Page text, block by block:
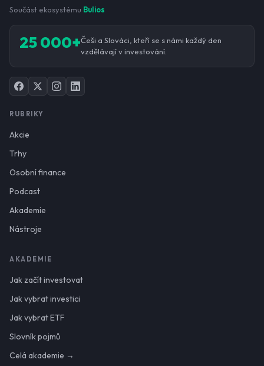
Součást ekosystému Bulios
25 000+Češi a Slováci, kteří se s námi každý den
vzdělávají v investování.
RUBRIKY
Akcie
Trhy
Osobní finance
Podcast
Akademie
Nástroje
AKADEMIE
Jak začít investovat
Jak vybrat investici
Jak vybrat ETF
Slovník pojmů
Celá akademie →